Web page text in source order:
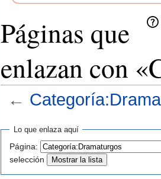
Páginas que
enlazan con
←
Lo que enlaza aquí
Página:
selección